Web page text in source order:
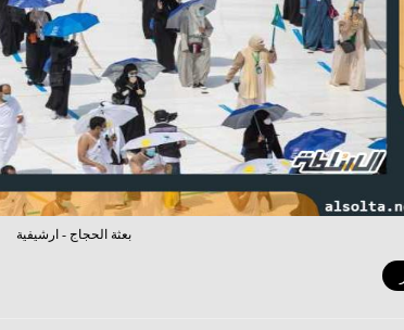
بعثة الحجاج - ارشيفية